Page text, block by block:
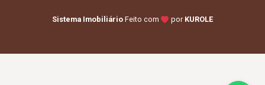
Sistema Imobiliário Feito com por KUROLE